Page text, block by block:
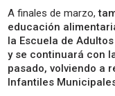
A finales de marzo,
educación
la Escuela de
y se continuará con
pasado, volviendo a
Infantiles